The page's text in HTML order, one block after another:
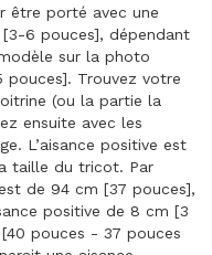
être porté avec une
[3-6 pouces], dépendant
sur la photo
pouces]. Trouvez votre
(ou la partie la
ensuite avec les
L’aisance positive est
taille du tricot. Par
de 94 cm [37 pouces],
positive de 8 cm [3
pouces - 37 pouces